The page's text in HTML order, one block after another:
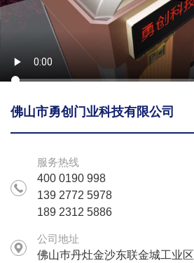
佛山市勇创门业科技有限公司
服务热线
400 0190 998
139 2772 5978
189 2312 5886
公司地址
佛山巿丹灶金沙东联金城工业区